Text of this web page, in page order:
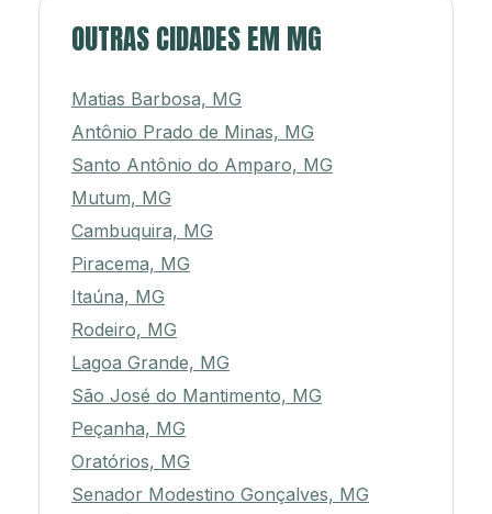
OUTRAS CIDADES EM MG
Matias Barbosa, MG
Antônio Prado de Minas, MG
Santo Antônio do Amparo, MG
Mutum, MG
Cambuquira, MG
Piracema, MG
Itaúna, MG
Rodeiro, MG
Lagoa Grande, MG
São José do Mantimento, MG
Peçanha, MG
Oratórios, MG
Senador Modestino Gonçalves, MG